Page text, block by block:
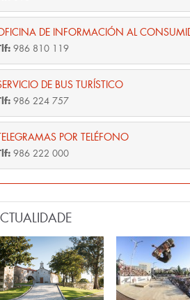
DE INFORMACIÓN AL
986 810 119
DE BUS TURÍSTICO
986 224 757
POR TELÉFONO
986 222 000